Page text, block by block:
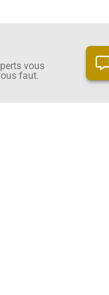
vous
faut.